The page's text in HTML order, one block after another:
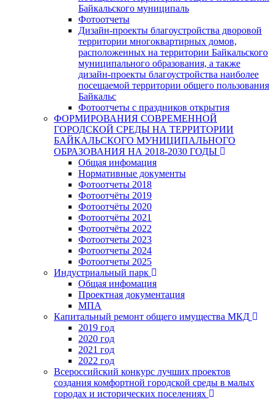
Байкальского муниципаль
Фотоотчеты
Дизайн-проекты благоустройства дворовой
территории многоквартирных домов,
расположенных на территории Байкальского
муниципального образования, а также
дизайн-проекты благоустройства наиболее
посещаемой территории общего пользования
Байкальс
Фотоотчеты с праздников открытия
ФОРМИРОВАНИЯ СОВРЕМЕННОЙ
ГОРОДСКОЙ СРЕДЫ НА ТЕРРИТОРИИ
БАЙКАЛЬСКОГО МУНИЦИПАЛЬНОГО
ОБРАЗОВАНИЯ НА 2018-2030 ГОДЫ
Общая инфомация
Нормативные документы
Фотоотчеты 2018
Фотоотчёты 2019
Фотоотчёты 2020
Фотоотчёты 2021
Фотоотчёты 2022
Фотоотчеты 2023
Фотоотчеты 2024
Фотоотчеты 2025
Индустриальный парк
Общая инфомация
Проектная документация
МПА
Капитальный ремонт общего имущества МКД
2019 год
2020 год
2021 год
2022 год
Всероссийский конкурс лучших проектов
создания комфортной городской среды в малых
городах и исторических поселениях